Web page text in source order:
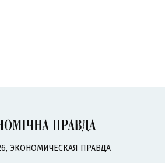
ЭКОНОМИЧЕСКАЯ ПРАВДА